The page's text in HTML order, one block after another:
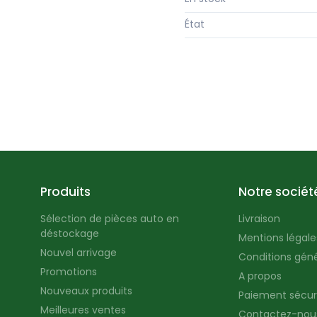
État
Produits
Sélection de pièces auto en
déstockage
Nouvel arrivage
Promotions
Nouveaux produits
Meilleures ventes
Notre
Livraison
Mentions
Conditions
A propos
Paiement
Contactez-